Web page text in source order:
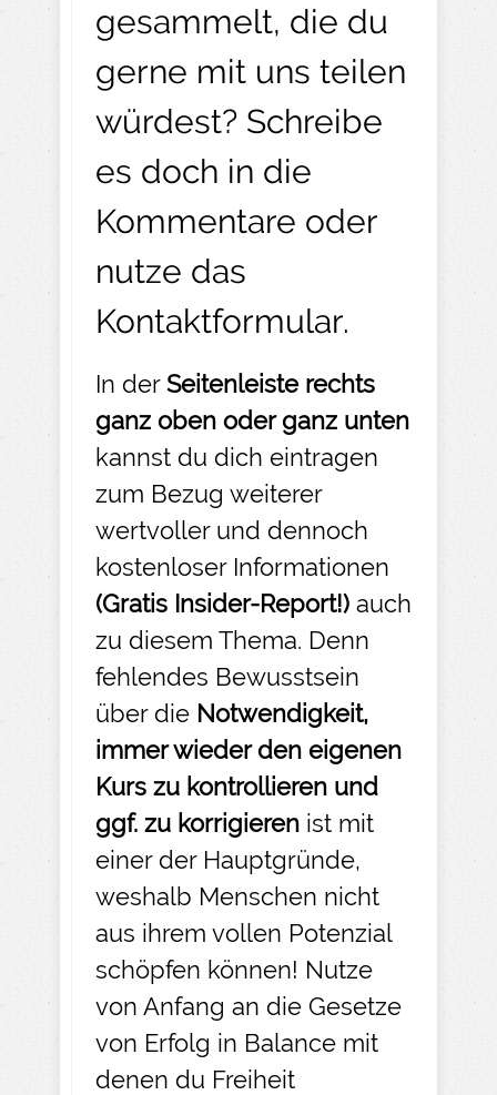
gesammelt, die du
gerne mit uns teilen
würdest? Schreibe
es doch in die
Kommentare oder
nutze das
Kontaktformular.
In derSeitenleiste rechts
ganz oben oder ganz unten
kannst du dich eintragen
zum Bezug weiterer
wertvoller und dennoch
kostenloser Informationen
(Gratis Insider-Report!) auch
zu diesem Thema. Denn
fehlendes Bewusstsein
über die Notwendigkeit,
immer wieder den eigenen
Kurs zu kontrollieren und
ggf. zu korrigieren ist mit
einer der Hauptgründe,
weshalb Menschen nicht
aus ihrem vollen Potenzial
schöpfen können! Nutze
von Anfang an die Gesetze
von Erfolg in Balance mit
denen du Freiheit